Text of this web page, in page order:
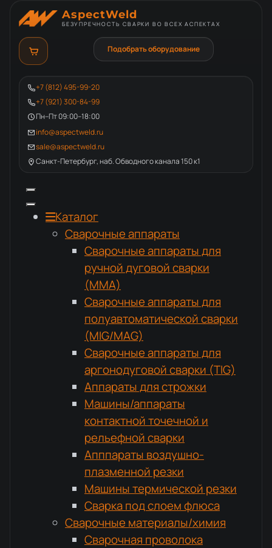
AspectWeld
БЕЗУПРЕЧНОСТЬ СВАРКИ ВО ВСЕХ АСПЕКТАХ
+7 (812) 495-99-20
+7 (921) 300-84-99
Пн–Пт 09:00–18:00
info@aspectweld.ru
sale@aspectweld.ru
Санкт-Петербург, наб. Обводного канала 150 к1
Подобрать оборудование
Каталог
Сварочные аппараты
Сварочные аппараты для
ручной дуговой сварки
(MMA)
Сварочные аппараты для
полуавтоматической сварки
(MIG/MAG)
Сварочные аппараты для
аргонодуговой сварки (TIG)
Аппараты для строжки
Машины/аппараты
контактной точечной и
рельефной сварки
Апппараты воздушно-
плазменной резки
Машины термической резки
Сварка под слоем флюса
Сварочные материалы/химия
Сварочная проволока